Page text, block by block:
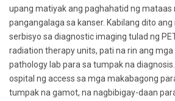
upang matiyak ang paghahatid ng mataas
pangangalaga sa kanser. Kabilang dito
serbisyo sa diagnostic imaging tulad ng
radiation therapy units, pati na rin ang
pathology lab para sa tumpak na
ospital ng access sa mga makabagong
tumpak na gamot, na nagbibigay-daan